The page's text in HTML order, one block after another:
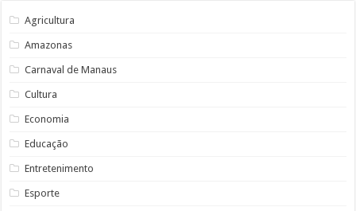
Agricultura
Amazonas
Carnaval de Manaus
Cultura
Economia
Educação
Entretenimento
Esporte